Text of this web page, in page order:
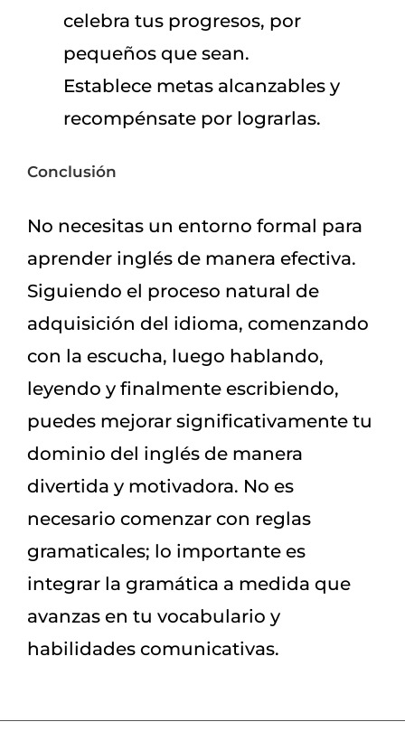
celebra tus progresos, por
pequeños que sean.
Establece metas alcanzables y
recompénsate por lograrlas.
Conclusión
No necesitas un entorno formal para
aprender inglés de manera efectiva.
Siguiendo el proceso natural de
adquisición del idioma, comenzando
con la escucha, luego hablando,
leyendo y finalmente escribiendo,
puedes mejorar significativamente tu
dominio del inglés de manera
divertida y motivadora. No es
necesario comenzar con reglas
gramaticales; lo importante es
integrar la gramática a medida que
avanzas en tu vocabulario y
habilidades comunicativas.